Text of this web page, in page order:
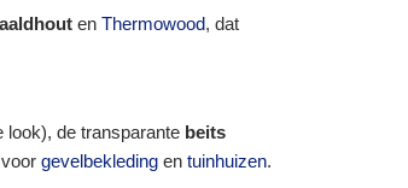
en Thermowood, dat
look), de transparante beits
gevelbekleding en tuinhuizen.